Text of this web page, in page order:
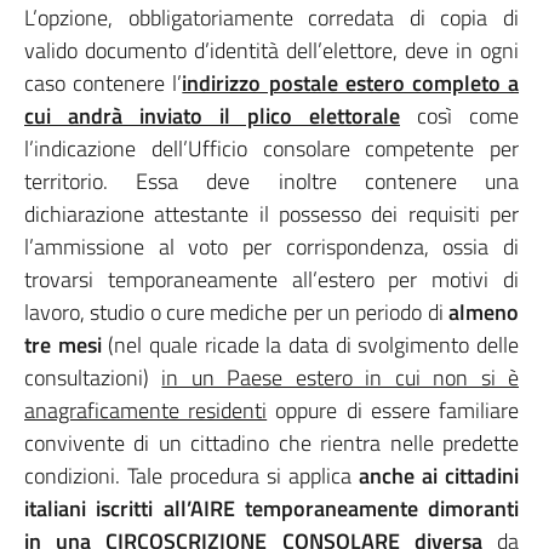
L’opzione, obbligatoriamente corredata di copia di
valido documento d’identità dell’elettore, deve in ogni
caso contenere l’indirizzo postale estero completo a
cui andrà inviato il plico elettorale così come
l’indicazione dell’Ufficio consolare competente per
territorio. Essa deve inoltre contenere una
dichiarazione attestante il possesso dei requisiti per
l’ammissione al voto per corrispondenza, ossia di
trovarsi temporaneamente all’estero per motivi di
lavoro, studio o cure mediche per un periodo dialmeno
tre mesi(nel quale ricade la data di svolgimento delle
consultazioni) in un Paese estero in cui non si è
anagraficamente residenti oppure di essere familiare
convivente di un cittadino che rientra nelle predette
condizioni. Tale procedura si applica anche ai cittadini
italiani iscritti all’AIRE temporaneamente dimoranti
in una CIRCOSCRIZIONE CONSOLARE diversada